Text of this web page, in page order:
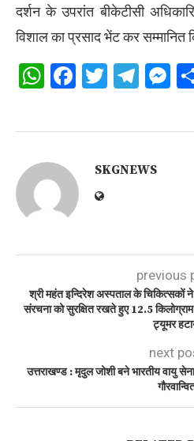
दर्शन के उपरांत बीकेटीसी
विशाल का प्रसाद भेंट कर सम्मानित
WhatsApp
Facebook
Twitter
SKGNEWS
previous
श्री महंत इन्दिरेश अस्पताल के चिकित्सकों ने
संरचना को सुरक्षित रखते हुए 12.5
ट्यूमर
next
उत्तराखण्ड : मृदुल जोशी बने भारतीय वायु